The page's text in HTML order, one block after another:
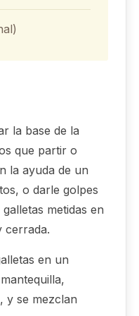
la base de la
que partir o
la ayuda de un
o darle golpes
metidas en
cerrada.
en un
y se mezclan